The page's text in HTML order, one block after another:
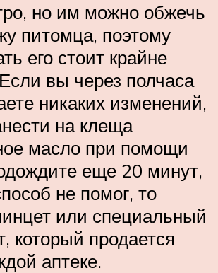
но им можно обжечь
питомца, поэтому
его стоит крайне
вы через полчаса
никаких изменений,
на клеща
масло при помощи
еще 20 минут,
не помог, то
или специальный
который продается
аптеке.